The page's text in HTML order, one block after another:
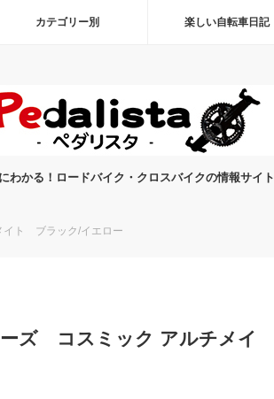
カテゴリー別 楽しい自転車日記
わかる！ロードバイク・クロスバイクの情報サイト
イト ブラック/イエロー
ズ コスミック アルチメイ